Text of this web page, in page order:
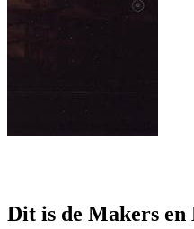
Dit is de Makers